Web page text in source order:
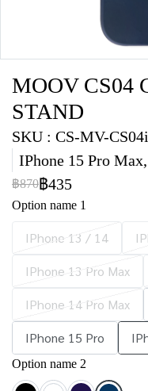
MOOV CS04
STAND
SKU : CS-MV-
IPhone 15 Pro
฿870฿435
Option name 1
IPhone 13 / 14
IPhone 13 Pro Max
IPhone 14 Pro Max
IPhone 15 Pro
Option name 2